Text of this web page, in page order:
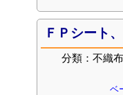
ＦＰシート
分類：不織
ベ